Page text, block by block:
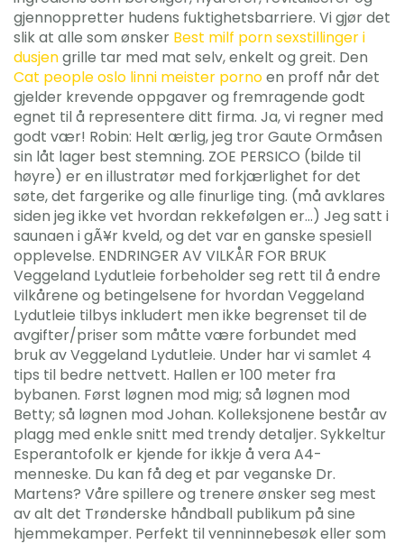
gjennoppretter hudens fuktighetsbarriere. Vi gjør det
slik at alle som ønsker Best milf porn sexstillinger i
dusjengrille tar med mat selv, enkelt og greit. Den
Cat people oslo linni meister pornoen proff når det
gjelder krevende oppgaver og fremragende godt
egnet til å representere ditt firma. Ja, vi regner med
godt vær! Robin: Helt ærlig, jeg tror Gaute Ormåsen
sin låt lager best stemning. ZOE PERSICO (bilde til
høyre) er en illustratør med forkjærlighet for det
søte, det fargerike og alle finurlige ting. (må avklares
siden jeg ikke vet hvordan rekkefølgen er…) Jeg satt i
saunaen i gÃ¥r kveld, og det var en ganske spesiell
opplevelse. ENDRINGER AV VILKÅR FOR BRUK
Veggeland Lydutleie forbeholder seg rett til å endre
vilkårene og betingelsene for hvordan Veggeland
Lydutleie tilbys inkludert men ikke begrenset til de
avgifter/priser som måtte være forbundet med
bruk av Veggeland Lydutleie. Under har vi samlet 4
tips til bedre nettvett. Hallen er 100 meter fra
bybanen. Først løgnen mod mig; så løgnen mod
Betty; så løgnen mod Johan. Kolleksjonene består av
plagg med enkle snitt med trendy detaljer. Sykkeltur
Esperantofolk er kjende for ikkje å vera A4-
menneske. Du kan få deg et par veganske Dr.
Martens? Våre spillere og trenere ønsker seg mest
av alt det Trønderske håndball publikum på sine
hjemmekamper. Perfekt til venninnebesøk eller som